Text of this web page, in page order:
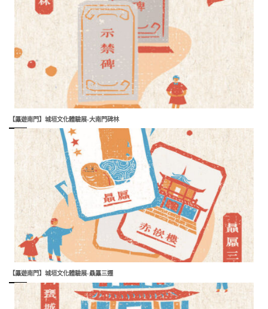
【屭遊南門】城垣文化體驗展-大南門碑林
【屭遊南門】城垣文化體驗展-贔屭三遷